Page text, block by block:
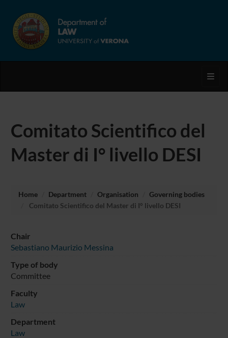
Comitato Scientifico del
Master di I° livello DESI
Home Department Organisation
Governing bodies
Comitato Scientifico del Master di I° livello DESI
Chair
Sebastiano Maurizio Messina
Type of body
Committee
Faculty
Law
Department
Law